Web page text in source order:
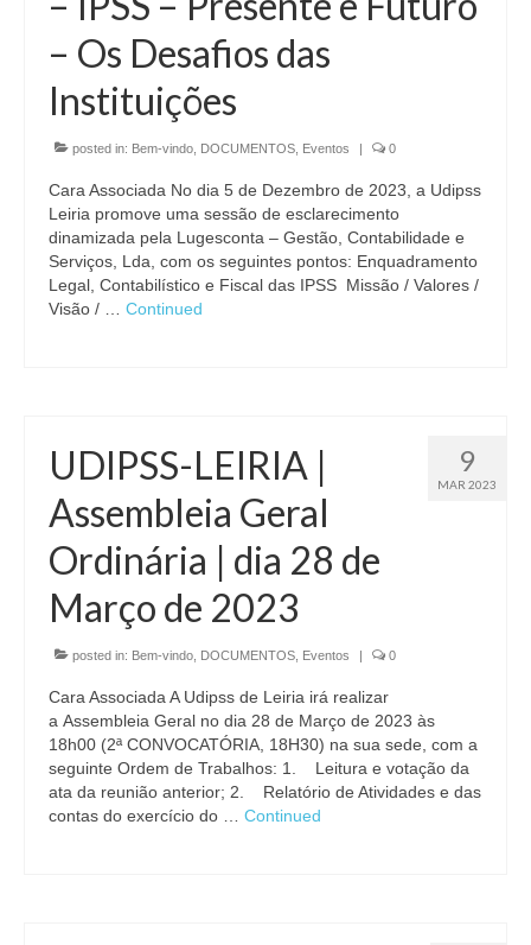
– Os Desafios das
Instituições
posted in: Bem-vindo DOCUMENTOS Eventos | 0
Cara Associada No dia 5 de Dezembro de 2023, a Udipss
Leiria promove uma sessão de esclarecimento
dinamizada pela Lugesconta – Gestão, Contabilidade e
Serviços, Lda, com os seguintes pontos: Enquadramento
Legal, Contabilístico e Fiscal das IPSS Missão / Valores /
Visão / … Continued
9
MAR 2023
UDIPSS-LEIRIA |
Assembleia Geral
Ordinária | dia 28 de
Março de 2023
posted in: Bem-vindo DOCUMENTOS Eventos | 0
Cara Associada A Udipss de Leiria irá realizar
a Assembleia Geral no dia 28 de Março de 2023 às
18h00 (2ª CONVOCATÓRIA, 18H30) na sua sede, com a
seguinte Ordem de Trabalhos: 1. Leitura e votação da
ata da reunião anterior; 2. Relatório de Atividades e das
contas do exercício do … Continued